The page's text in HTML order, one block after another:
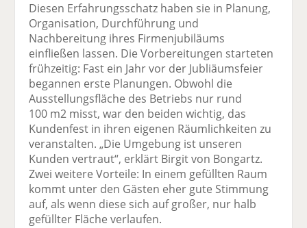
Diesen Erfahrungsschatz haben sie in Planung,
Organisation, Durchführung und
Nachbereitung ihres Firmenjubiläums
einfließen lassen. Die Vorbereitungen starteten
frühzeitig: Fast ein Jahr vor der Jubliäumsfeier
begannen erste Planungen. Obwohl die
Ausstellungsfläche des Betriebs nur rund
100 m2 misst, war den beiden wichtig, das
Kundenfest in ihren eigenen Räumlichkeiten zu
veranstalten. „Die Umgebung ist unseren
Kunden vertraut“, erklärt Birgit von Bongartz.
Zwei weitere Vorteile: In einem gefüllten Raum
kommt unter den Gästen eher gute Stimmung
auf, als wenn diese sich auf großer, nur halb
gefüllter Fläche verlaufen.